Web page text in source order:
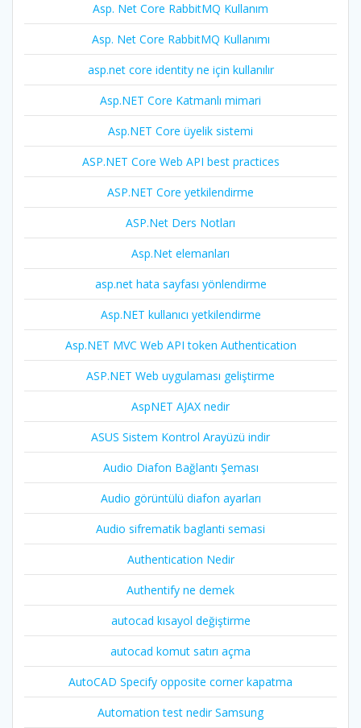
Asp. Net Core RabbitMQ Kullanım
Asp. Net Core RabbitMQ Kullanımı
asp.net core identity ne için kullanılır
Asp.NET Core Katmanlı mimari
Asp.NET Core üyelik sistemi
ASP.NET Core Web API best practices
ASP.NET Core yetkilendirme
ASP.Net Ders Notları
Asp.Net elemanları
asp.net hata sayfası yönlendirme
Asp.NET kullanıcı yetkilendirme
Asp.NET MVC Web API token Authentication
ASP.NET Web uygulaması geliştirme
AspNET AJAX nedir
ASUS Sistem Kontrol Arayüzü indir
Audio Diafon Bağlantı Şeması
Audio görüntülü diafon ayarları
Audio sifrematik baglanti semasi
Authentication Nedir
Authentify ne demek
autocad kısayol değiştirme
autocad komut satırı açma
AutoCAD Specify opposite corner kapatma
Automation test nedir Samsung